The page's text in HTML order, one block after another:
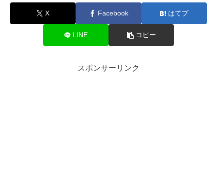
X Facebook はてブ
LINE コピー
スポンサーリンク